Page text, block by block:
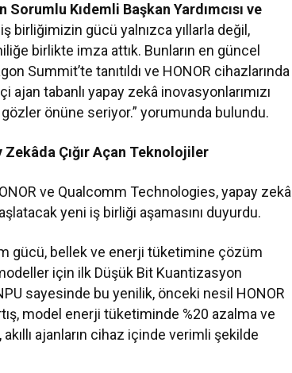
Kıdemli Başkan Yardımcısı ve
birliğimizin gücü yalnızca yıllarla değil,
birlikte imza attık. Bunların en güncel
Summit’te tanıtıldı ve HONOR cihazlarında
ajan tabanlı yapay zekâ inovasyonlarımızı
önüne seriyor.” yorumunda bulundu.
Çığır Açan Teknolojiler
ve Qualcomm Technologies, yapay zekâ
yeni iş birliği aşamasını duyurdu.
gücü, bellek ve enerji tüketimine çözüm
için ilk Düşük Bit Kuantizasyon
sayesinde bu yenilik, önceki nesil HONOR
model enerji tüketiminde %20 azalma ve
ajanların cihaz içinde verimli şekilde